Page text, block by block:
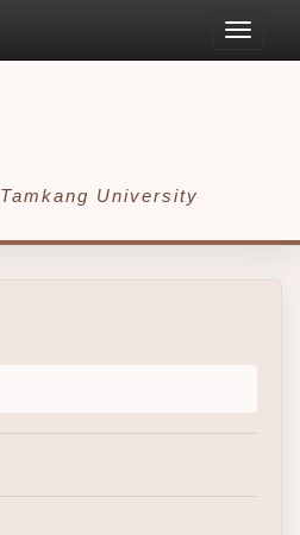
Toggle
Tamkang University